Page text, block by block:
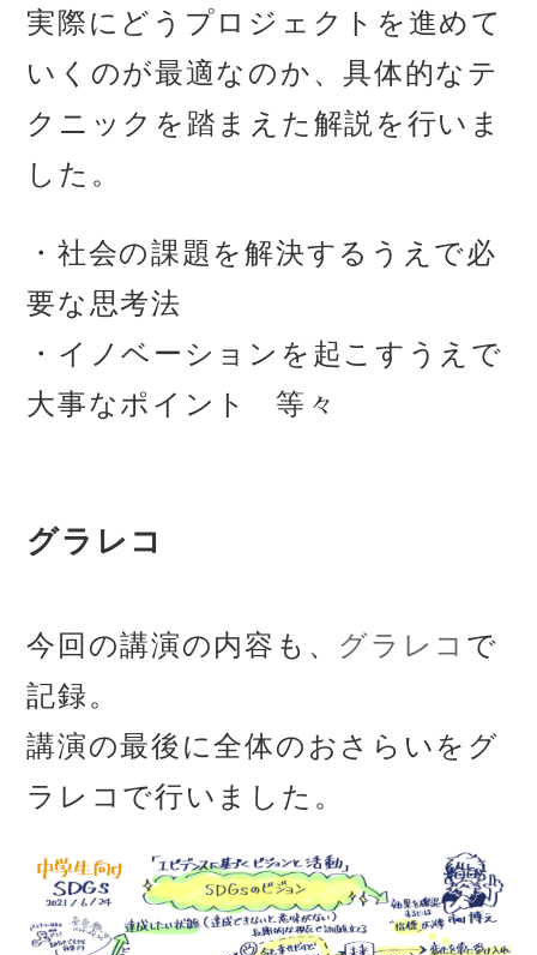
実際にどうプロジェクトを進めて
いくのが最適なのか、具体的なテ
クニックを踏まえた解説を行いま
した。
・社会の課題を解決するうえで必
要な思考法
・イノベーションを起こすうえで
大事なポイント 等々
グラレコ
今回の講演の内容も、 グラレコ で
記録。
講演の最後に全体のおさらいをグ
ラレコで行いました。